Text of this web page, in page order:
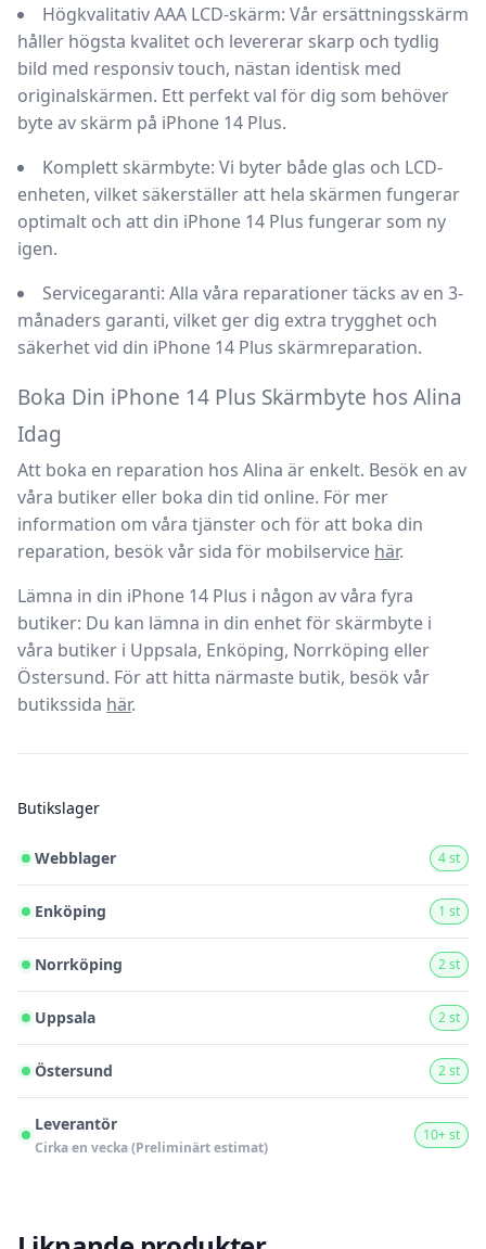
Högkvalitativ AAA LCD-skärm: Vår ersättningsskärm
håller högsta kvalitet och levererar skarp och tydlig
bild med responsiv touch, nästan identisk med
originalskärmen. Ett perfekt val för dig som behöver
byte av skärm på iPhone 14 Plus.
Komplett skärmbyte: Vi byter både glas och LCD-
enheten, vilket säkerställer att hela skärmen fungerar
optimalt och att din iPhone 14 Plus fungerar som ny
igen.
Servicegaranti: Alla våra reparationer täcks av en 3-
månaders garanti, vilket ger dig extra trygghet och
säkerhet vid din iPhone 14 Plus skärmreparation.
Boka Din iPhone 14 Plus Skärmbyte hos Alina
Idag
Att boka en reparation hos Alina är enkelt. Besök en av
våra butiker eller boka din tid online. För mer
information om våra tjänster och för att boka din
reparation, besök vår sida för mobilservice här.
Lämna in din iPhone 14 Plus i någon av våra fyra
butiker: Du kan lämna in din enhet för skärmbyte i
våra butiker i Uppsala, Enköping, Norrköping eller
Östersund. För att hitta närmaste butik, besök vår
butikssida här.
Butikslager
Webblager 4 st
Enköping 1 st
Norrköping 2 st
Uppsala 2 st
Östersund 2 st
Leverantör
Cirka en vecka (Preliminärt estimat)
10+ st